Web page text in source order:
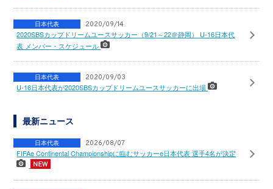
日本代表 2020/09/14
2020SBSカップドリームユースサッカー（9/21～22＠静岡） U-16日本代
表 メンバー・スケジュール
日本代表 2020/09/03
U-16日本代表が2020SBSカップドリームユースサッカーに出場
最新ニュース
日本代表 2026/08/07
FIFAe Continental Championshipに臨むサッカーe日本代表 選手4名が決定